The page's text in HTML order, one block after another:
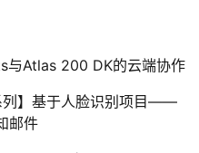
Atlas 200 DK的云端协作
列】基于人脸识别项目——
邮件